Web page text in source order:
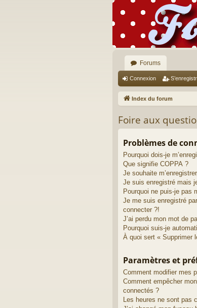
Forums
Connexion
Index du forum
Foire aux
Problèmes de
Pourquoi dois-je
Que signifie COPPA ?
Je souhaite
Je suis enregistré mais
Pourquoi ne puis-je pas
Je me suis enregistré
connecter ?!
J’ai perdu mon mot de
Pourquoi suis-je
À quoi sert « Supprimer
Paramètres et
Comment modifier mes
Comment empêcher
connectés ?
Les heures ne sont pas